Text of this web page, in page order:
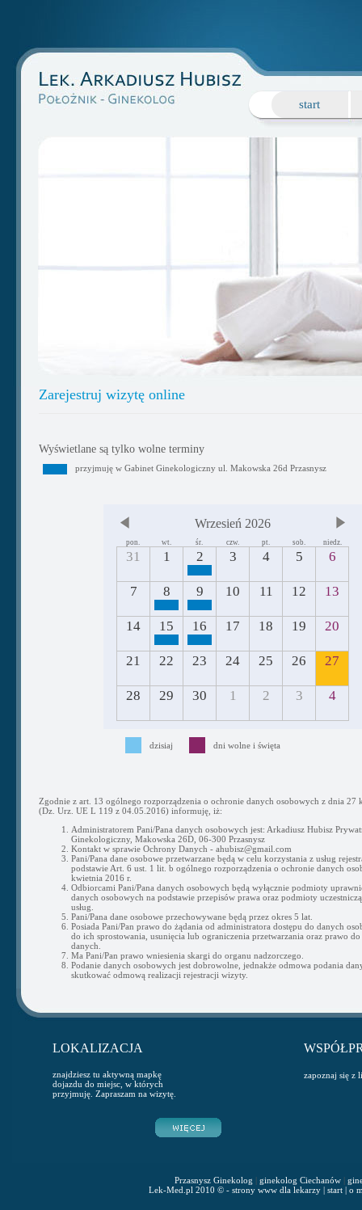
start
Zarejestruj wizytę online
Wyświetlane są tylko wolne terminy
przyjmuję w Gabinet Ginekologiczny ul. Makowska 26d Przasnysz
Wrzesień 2026
pon. wt. śr. czw. pt. sob. niedz.
31 1 2 3 4 5 6
7 8 9 10 11 12 13
14 15 16 17 18 19 20
21 22 23 24 25 26 27
28 29 30 1 2 3 4
dzisiaj dni wolne i święta
Zgodnie z art. 13 ogólnego rozporządzenia o ochronie danych osobowych z dnia 27
(Dz. Urz. UE L 119 z 04.05.2016) informuję, iż:
Administratorem Pani/Pana danych osobowych jest: Arkadiusz Hubisz
Ginekologiczny, Makowska 26D, 06-300 Przasnysz
Kontakt w sprawie Ochrony Danych - ahubisz@gmail.com
Pani/Pana dane osobowe przetwarzane będą w celu korzystania z usług
podstawie Art. 6 ust. 1 lit. b ogólnego rozporządzenia o ochronie danych
kwietnia 2016 r.
Odbiorcami Pani/Pana danych osobowych będą wyłącznie podmioty
danych osobowych na podstawie przepisów prawa oraz podmioty
usług.
Pani/Pana dane osobowe przechowywane będą przez okres 5 lat.
Posiada Pani/Pan prawo do żądania od administratora dostępu do danych
do ich sprostowania, usunięcia lub ograniczenia przetwarzania oraz prawo do
danych.
Ma Pani/Pan prawo wniesienia skargi do organu nadzorczego.
Podanie danych osobowych jest dobrowolne, jednakże odmowa podania
skutkować odmową realizacji rejestracji wizyty.
LOKALIZACJA
znajdziesz tu aktywną mapkę
dojazdu do miejsc, w których
przyjmuję. Zapraszam na wizytę.
zapoznaj się z
Przasnysz Ginekolog | ginekolog Ciechanów|
Lek-Med.pl 2010 © - strony www dla lekarzy| start| o